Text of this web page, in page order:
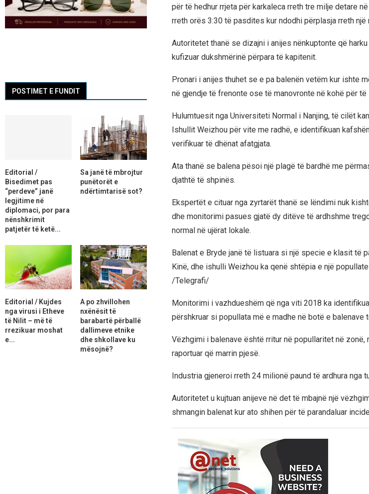
për të hedhur rrjeta për karkaleca rreth tre milje detare
rreth orës 3:30 të pasdites kur ndodhi përplasja rreth një
Autoritetet thanë se dizajni i anijes nënkuptonte që
kufizuar dukshmërinë përpara të kapitenit.
Pronari i anijes thuhet se e pa balenën vetëm kur ishte
në gjendje të frenonte ose të manovronte në kohë për të
Hulumtuesit nga Universiteti Normal i Nanjing, të cilët
Ishullit Weizhou për vite me radhë, e identifikuan
verifikuar të dhënat afatgjata.
Ata thanë se balena pësoi një plagë të bardhë me
djathtë të shpinës.
Ekspertët e cituar nga zyrtarët thanë se lëndimi nuk
dhe monitorimi pasues gjatë dy ditëve të ardhshme
normal në ujërat lokale.
Balenat e Bryde janë të listuara si një specie e klasit të
Kinë, dhe ishulli Weizhou ka qenë shtëpia e një
/Telegrafi/
Monitorimi i vazhdueshëm që nga viti 2018 ka
përshkruar si popullata më e madhe në botë e balenave
Vëzhgimi i balenave është rritur në popullaritet në
raportuar që marrin pjesë.
Industria gjeneroi rreth 24 milionë paund të ardhura nga
Autoritetet u kujtuan anijeve në det të mbajnë një
shmangin balenat kur ato shihen për të parandaluar
POSTIMET E FUNDIT
Editorial /
Bisedimet pas
“perdeve” janë
legjitime në
diplomaci, por para
nënshkrimit
patjetër të ketë...
Sa janë të mbrojtur
punëtorët e
ndërtimtarisë sot?
Editorial / Kujdes
nga virusi i Etheve
të Nilit – më të
rrezikuar moshat
e...
A po zhvillohen
nxënësit të
barabartë përballë
dallimeve etnike
dhe shkollave ku
mësojnë?